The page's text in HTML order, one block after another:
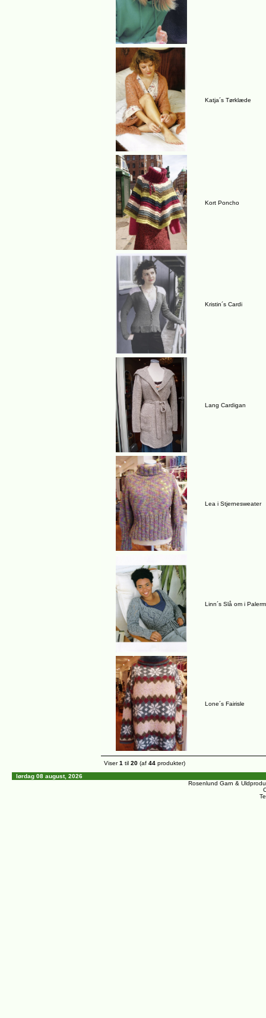
Katja´s Tørklæde
Kort Poncho
Kristin´s Cardi
Lang Cardigan
Lea i Stjernesweater
Linn´s Slå om i
Lone´s Fairisle
Viser1 til 20 (af 44 produkter)
lørdag 08 august, 2026
Rosenlund Garn &